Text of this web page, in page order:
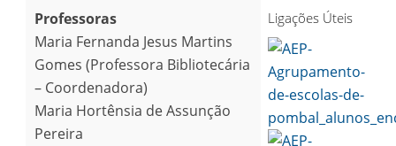
Professoras
Maria Fernanda Jesus Martins
Gomes (Professora Bibliotecária
– Coordenadora)
Maria Hortênsia de Assunção
Pereira
Ligações Úteis